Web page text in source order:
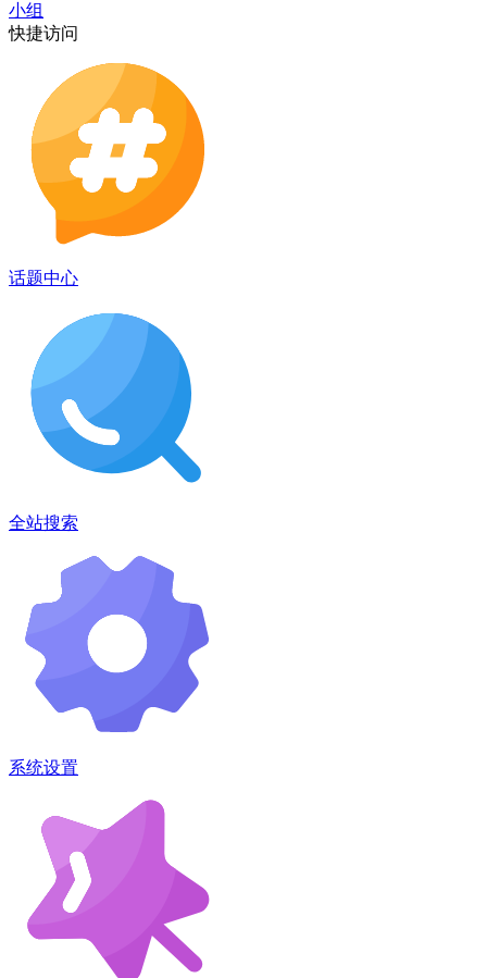
小组
快捷访问
话题中心
全站搜索
系统设置